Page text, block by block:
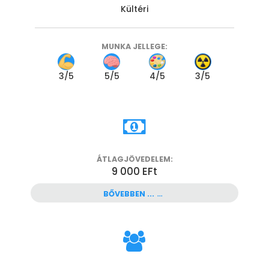
Kültéri
MUNKA JELLEGE:
3/5 5/5 4/5 3/5
ÁTLAGJÖVEDELEM:
9 000 EFt
BŐVEBBEN ...